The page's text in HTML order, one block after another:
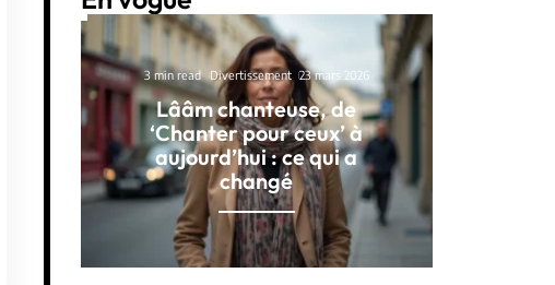
3 min read Divertissement 23 mars 2026
Lââm chanteuse, de
‘Chanter pour ceux’ à
aujourd’hui : ce qui a
changé